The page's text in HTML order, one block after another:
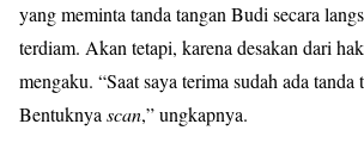
yang meminta tanda tangan Budi secara
terdiam. Akan tetapi, karena desakan dari
mengaku. “Saat saya terima sudah ada
Bentuknya scan,” ungkapnya.